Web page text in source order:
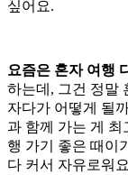
싶어요.
요즘은 혼자 여행
하는데, 그건 정말
자다가 어떻게 될
과 함께 가는 게 최
행 가기 좋은 때이
다 커서 자유로워